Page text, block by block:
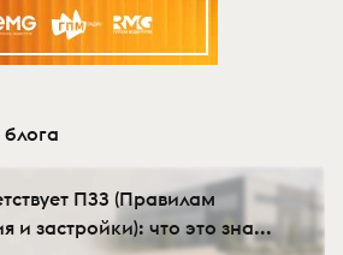
ПЗЗ (Правилам
и застройки): что это зна...